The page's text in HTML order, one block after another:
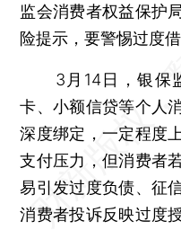
监会消费者权益保护
险提示，要警惕过度借
3月14日，银保监
卡、小额信贷等个人
深度绑定，一定程度
支付压力，但消费者
易引发过度负债、征
消费者投诉反映过度